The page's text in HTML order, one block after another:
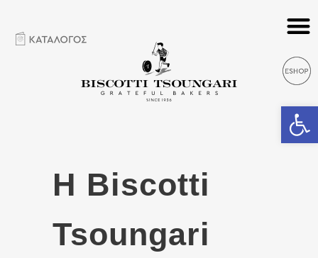
Η Biscotti
Tsoungari